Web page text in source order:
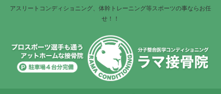
アスリートコンディショニング、体幹トレーニング等スポーツの事ならお任
せ！！